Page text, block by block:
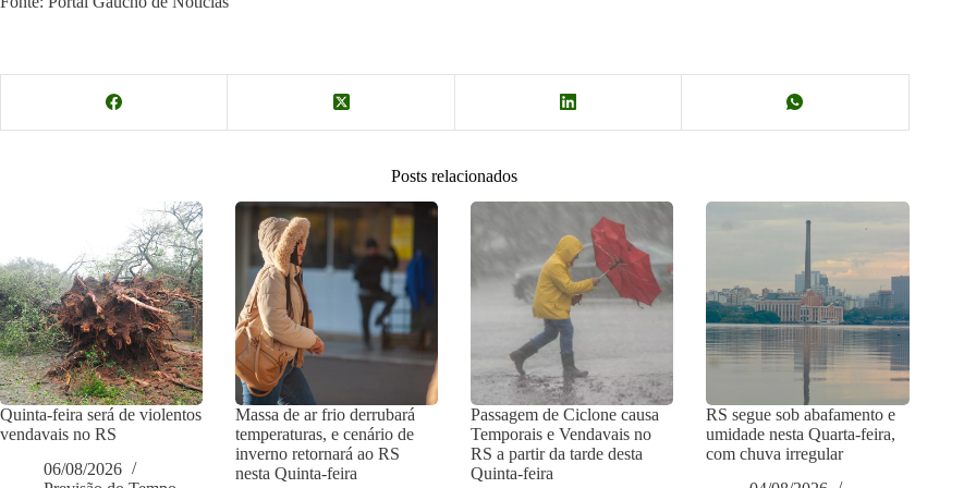
Posts relacionados
Quinta-feira será de violentos
vendavais no RS
06/08/2026
Massa de ar frio derrubará
temperaturas, e cenário de
inverno retornará ao RS
nesta Quinta-feira
Passagem de Ciclone causa
Temporais e Vendavais no
RS a partir da tarde desta
Quinta-feira
RS segue sob abafamento e
umidade nesta Quarta-feira,
com chuva irregular